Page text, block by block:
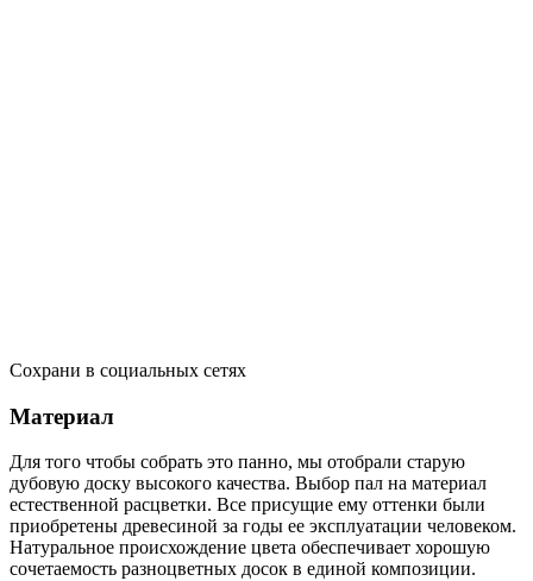
Сохрани в социальных сетях
Материал
Для того чтобы собрать это панно, мы отобрали старую
дубовую доску высокого качества. Выбор пал на материал
естественной расцветки. Все присущие ему оттенки были
приобретены древесиной за годы ее эксплуатации человеком.
Натуральное происхождение цвета обеспечивает хорошую
сочетаемость разноцветных досок в единой композиции.